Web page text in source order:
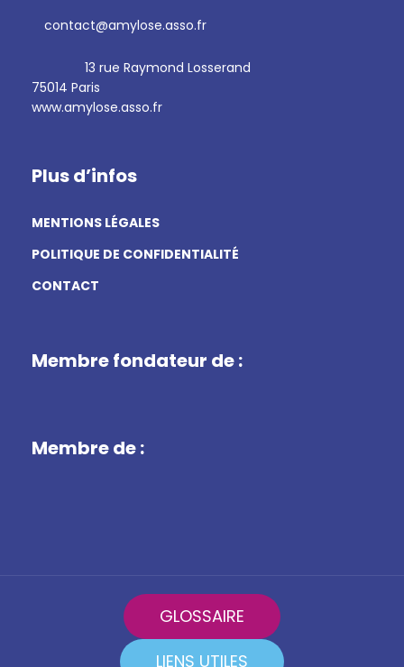
contact@amylose.asso.fr
13 rue Raymond Losserand
75014 Paris
www.amylose.asso.fr
Plus d’infos
MENTIONS LÉGALES
POLITIQUE DE CONFIDENTIALITÉ
CONTACT
Membre fondateur de :
Membre de :
GLOSSAIRE
LIENS UTILES